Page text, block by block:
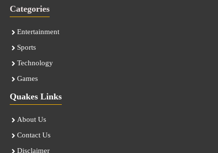
Categories
Entertainment
Sports
Technology
Games
Quakes Links
About Us
Contact Us